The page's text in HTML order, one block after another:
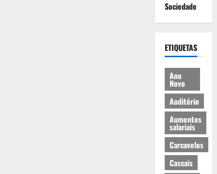
Sociedade
ETIQUETAS
Ano
Novo
Auditório
Aumentos
salariais
Carcavelos
Cascais